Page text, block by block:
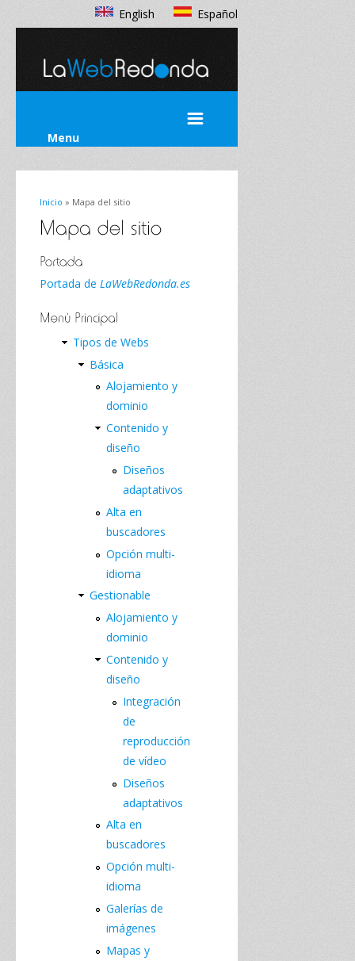
English Español
Menu
Inicio » Mapa del sitio
Portada de LaWebRedonda.es
Tipos de Webs
Básica
Alojamiento y
dominio
Contenido y
diseño
Diseños
adaptativos
Alta en
buscadores
Opción multi-
idioma
Gestionable
Alojamiento y
dominio
Contenido y
diseño
Integración
de
reproducción
de vídeo
Diseños
adaptativos
Alta en
buscadores
Opción multi-
idioma
Galerías de
imágenes
Mapas y